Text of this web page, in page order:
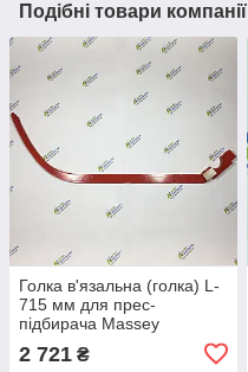
Подібні товари компанії
Голка в'язальна (голка) L-
715 мм для прес-
підбирача Massey
Ferguson 10/8, 15/8, 20/8
2 721 ₴